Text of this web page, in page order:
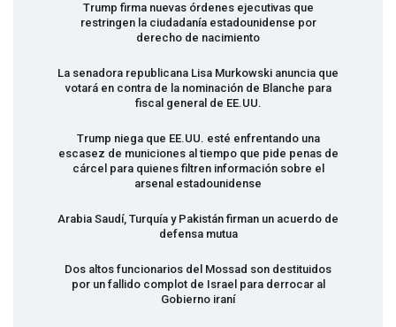
Trump firma nuevas órdenes ejecutivas que
restringen la ciudadanía estadounidense por
derecho de nacimiento
La senadora republicana Lisa Murkowski anuncia que
votará en contra de la nominación de Blanche para
fiscal general de EE.UU.
Trump niega que EE.UU. esté enfrentando una
escasez de municiones al tiempo que pide penas de
cárcel para quienes filtren información sobre el
arsenal estadounidense
Arabia Saudí, Turquía y Pakistán firman un acuerdo de
defensa mutua
Dos altos funcionarios del Mossad son destituidos
por un fallido complot de Israel para derrocar al
Gobierno iraní